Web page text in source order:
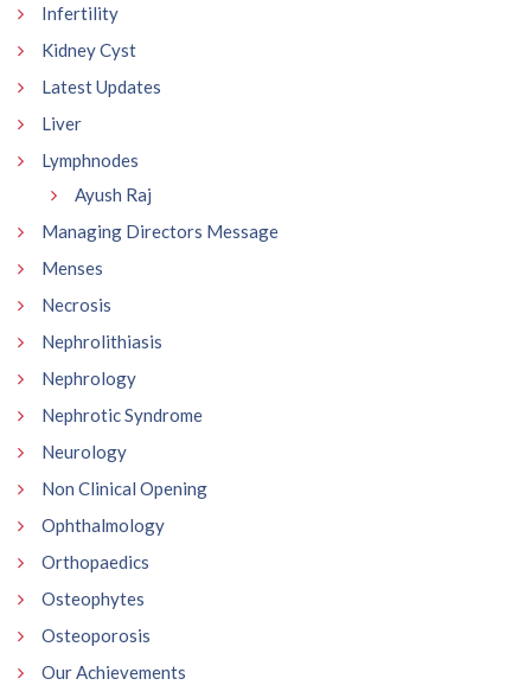
Infertility
Kidney Cyst
Latest Updates
Liver
Lymphnodes
Ayush Raj
Managing Directors Message
Menses
Necrosis
Nephrolithiasis
Nephrology
Nephrotic Syndrome
Neurology
Non Clinical Opening
Ophthalmology
Orthopaedics
Osteophytes
Osteoporosis
Our Achievements